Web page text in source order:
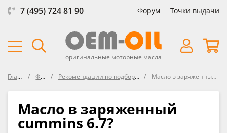
7 (495) 724 81 90 Форум Точки выдачи
оригинальные моторные масла
Главная Форум Рекомендации по подбору масла в Dodge Масло в заряженный cummins 6.7?
Масло в заряженный
cummins 6.7?